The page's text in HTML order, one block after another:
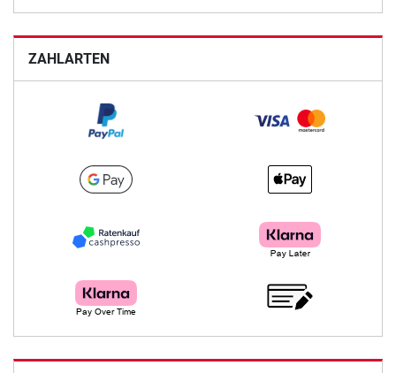
ZAHLARTEN